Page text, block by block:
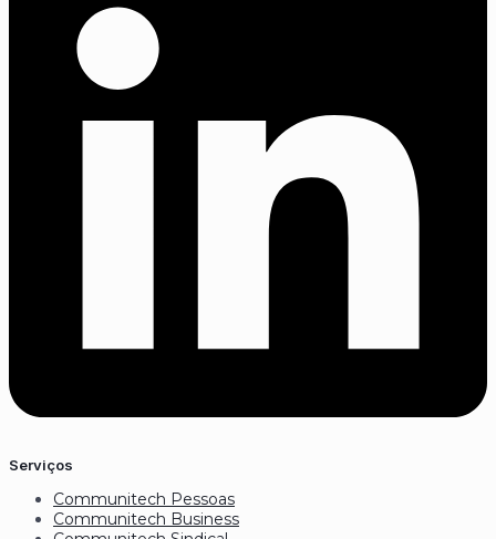
Serviços
Communitech Pessoas
Communitech Business